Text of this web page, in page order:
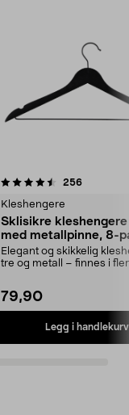
256
Kleshengere
Sklisikre
med metallpinne, 8-
Elegant og skikkelig
tre og metall – finnes i
79,90
Legg i handlekurv
4.5av 5 stjerner